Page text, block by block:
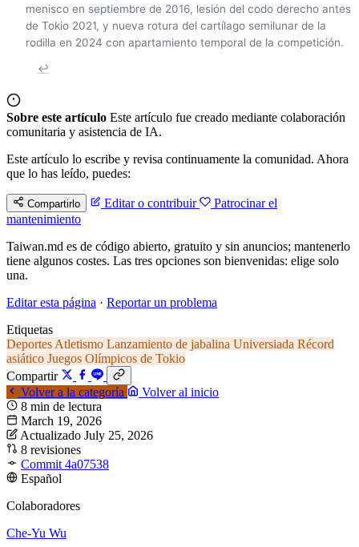
menisco en septiembre de 2016, lesión del codo derecho antes
de Tokio 2021, y nueva rotura del cartílago semilunar de la
rodilla en 2024 con apartamiento temporal de la competición.
↩
Sobre este artículo Este artículo fue creado mediante colaboración
comunitaria y asistencia de IA.
Este artículo lo escribe y revisa continuamente la comunidad. Ahora
que lo has leído, puedes:
Compartirlo Editar o contribuir
Patrocinar el
mantenimiento
Taiwan.md es de código abierto, gratuito y sin anuncios; mantenerlo
tiene algunos costes. Las tres opciones son bienvenidas: elige solo
una.
Editar esta página · Reportar un problema
Etiquetas
Deportes Atletismo Lanzamiento de jabalina Universiada Récord
asiático Juegos Olímpicos de Tokio
Compartir
Volver a la categoría
Volver al inicio
8 min de lectura
March 19, 2026
Actualizado July 25, 2026
8 revisiones
Commit 4a07538
Español
Colaboradores
Che-Yu Wu